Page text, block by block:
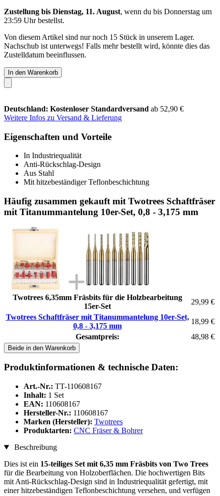
Zustellung bis Dienstag, 11. August, wenn du bis Donnerstag um
23:59 Uhrbestellst.
Von diesem Artikel sind nur noch 15 Stück in unserem Lager.
Nachschub ist unterwegs! Falls mehr bestellt wird, könnte dies das
Zustelldatum beeinflussen.
In den Warenkorb
Deutschland: Kostenloser Standardversand ab 52,90 €
Weitere Infos zu Versand & Lieferung
Eigenschaften und Vorteile
In Industriequalität
Anti-Rückschlag-Design
Aus Stahl
Mit hitzebeständiger Teflonbeschichtung
Häufig zusammen gekauft mit Twotrees Schaftfräser
mit Titanummantelung 10er-Set, 0,8 - 3,175 mm
Twotrees 6,35mm Fräsbits für die Holzbearbeitung
15er-Set
29,99 €
Twotrees Schaftfräser mit Titanummantelung 10er-Set,
0,8 - 3,175 mm
18,99 €
Gesamtpreis:
48,98 €
Beide in den Warenkorb
Produktinformationen & technische Daten:
Art.-Nr.: TT-110608167
Inhalt: 1 Set
EAN: 110608167
Hersteller-Nr.: 110608167
Marken (Hersteller): Twotrees
Produktarten: CNC Fräser & Bohrer
Beschreibung
Dies ist ein 15-teiliges Set mit 6,35 mm Fräsbits von Two Trees
für die Bearbeitung von Holzoberflächen. Die hochwertigen Bits
mit Anti-Rückschlag-Design sind in Industriequalität gefertigt, mit
einer hitzebeständigen Teflonbeschichtung versehen, und verfügen